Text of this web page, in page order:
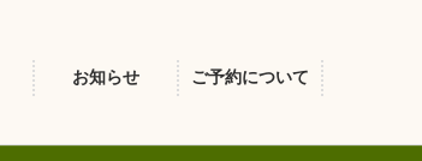
お知らせ ご予約について